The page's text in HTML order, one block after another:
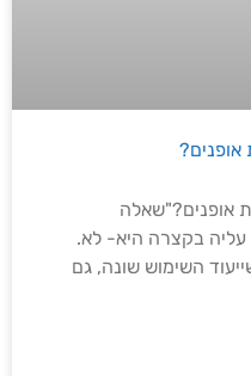
אופנים?"שאלה
עליה בקצרה היא- לא.
השימוש שונה, גם